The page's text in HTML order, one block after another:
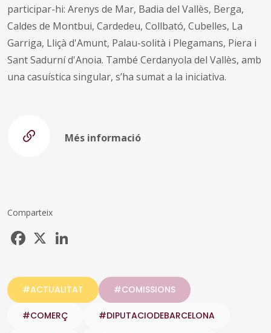
participar-hi: Arenys de Mar, Badia del Vallès, Berga,
Caldes de Montbui, Cardedeu, Collbató, Cubelles, La
Garriga, Lliçà d'Amunt, Palau-solità i Plegamans, Piera i
Sant Sadurní d'Anoia. També Cerdanyola del Vallès, amb
una casuística singular, s’ha sumat a la iniciativa.
Més informació
Comparteix
Facebook
#ACTUALITAT #COMISSIONS
#COMERÇ #DIPUTACIODEBARCELONA